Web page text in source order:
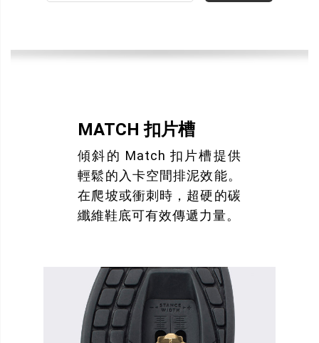
MATCH 扣片槽
傾斜的 Match 扣片槽提供
輕鬆的入卡空間排泥效能。
在爬坡或衝刺時，超硬的碳
纖維鞋底可有效傳遞力量。